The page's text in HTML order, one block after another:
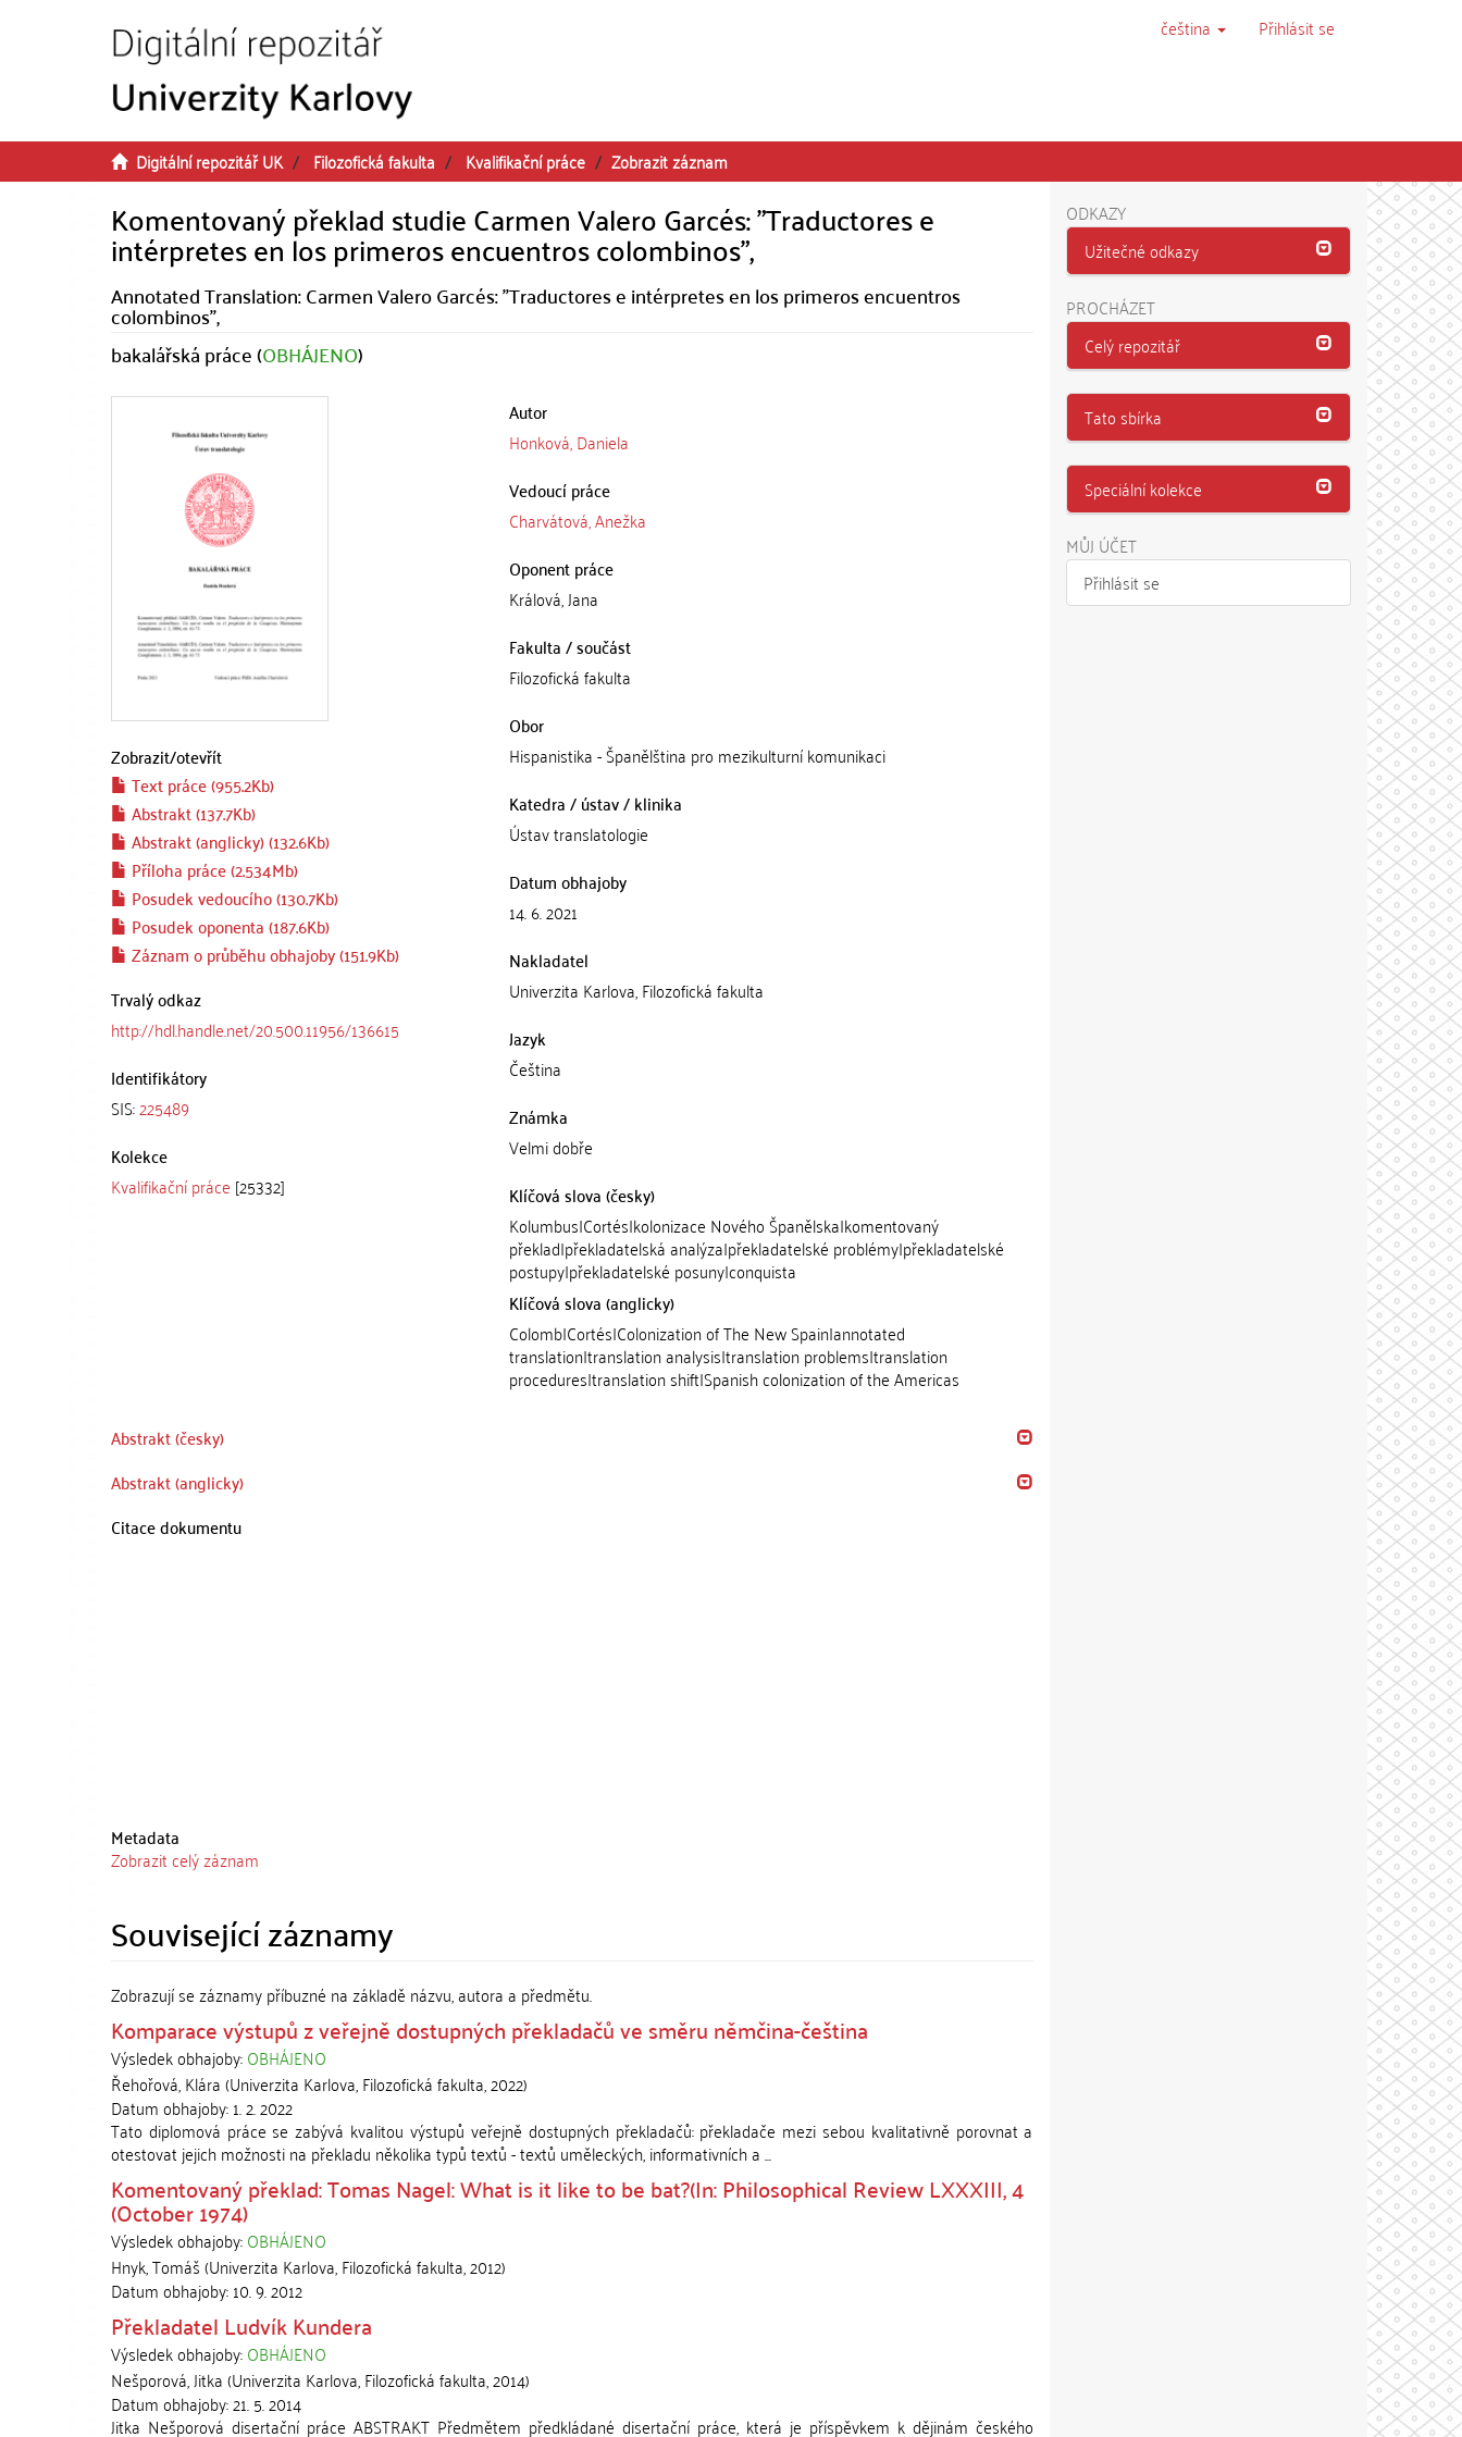
čeština Přihlásit se
Digitální repozitář UK Filozofická fakulta Kvalifikační práce Zobrazit záznam
Komentovaný překlad studie Carmen Valero Garcés: "Traductores e
intérpretes en los primeros encuentros colombinos",
Annotated Translation: Carmen Valero Garcés: "Traductores e intérpretes en los primeros encuentros
colombinos",
bakalářská práce (OBHÁJENO)
Zobrazit/otevřít
Text práce (955.2Kb)
Abstrakt (137.7Kb)
Abstrakt (anglicky) (132.6Kb)
Příloha práce (2.534Mb)
Posudek vedoucího (130.7Kb)
Posudek oponenta (187.6Kb)
Záznam o průběhu obhajoby (151.9Kb)
Trvalý odkaz
http://hdl.handle.net/20.500.11956/136615
Identifikátory
SIS:225489
Kolekce
Kvalifikační práce [25332]
Autor
Honková, Daniela
Vedoucí práce
Charvátová, Anežka
Oponent práce
Králová, Jana
Fakulta / součást
Filozofická fakulta
Obor
Hispanistika - Španělština pro mezikulturní komunikaci
Katedra / ústav / klinika
Ústav translatologie
Datum obhajoby
14. 6. 2021
Nakladatel
Univerzita Karlova, Filozofická fakulta
Jazyk
Čeština
Známka
Velmi dobře
Klíčová slova (česky)
Kolumbus|Cortés|kolonizace Nového Španělska|komentovaný
překlad|překladatelská analýza|překladatelské problémy|překladatelské
postupy|překladatelské posuny|conquista
Klíčová slova (anglicky)
Colomb|Cortés|Colonization of The New Spain|annotated
translation|translation analysis|translation problems|translation
procedures|translation shift|Spanish colonization of the Americas
Abstrakt (česky)
Abstrakt (anglicky)
Citace dokumentu
Metadata
Zobrazit celý záznam
Související záznamy
Zobrazují se záznamy příbuzné na základě názvu, autora a předmětu.
Komparace výstupů z veřejně dostupných překladačů ve směru němčina-čeština
Výsledek obhajoby:OBHÁJENO
Řehořová, Klára(Univerzita Karlova, Filozofická fakulta,2022)
Datum obhajoby:1. 2. 2022
Tato diplomová práce se zabývá kvalitou výstupů veřejně dostupných překladačů: překladače mezi sebou kvalitativně porovnat a
otestovat jejich možnosti na překladu několika typů textů - textů uměleckých, informativních a ...
Komentovaný překlad: Tomas Nagel: What is it like to be bat?(In: Philosophical Review LXXXIII, 4
(October 1974)
Výsledek obhajoby:OBHÁJENO
Hnyk, Tomáš(Univerzita Karlova, Filozofická fakulta,2012)
Datum obhajoby:10. 9. 2012
Překladatel Ludvík Kundera
Výsledek obhajoby:OBHÁJENO
Nešporová, Jitka(Univerzita Karlova, Filozofická fakulta,2014)
Datum obhajoby:21. 5. 2014
Jitka Nešporová disertační práce ABSTRAKT Předmětem předkládané disertační práce, která je příspěvkem k dějinám českého
ODKAZY
Užitečné odkazy
PROCHÁZET
Celý repozitář
Tato sbírka
Speciální kolekce
MŮJ ÚČET
Přihlásit se